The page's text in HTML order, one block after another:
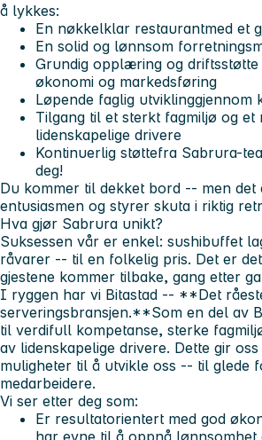
å lykkes:
En nøkkelklar restaurantmed et
En solid og lønnsom
Grundig opplæring og driftsstøtte
økonomi og markedsføring
Løpende faglig utviklinggjennom
Tilgang til et sterkt fagmiljø og et
lidenskapelige drivere
Kontinuerlig støttefra Sabrura-
deg!
Du kommer til dekket bord -- men det
entusiasmen og styrer skuta i riktig
Hva gjør Sabrura unikt?
Suksessen vår er enkel: sushibuffet
råvarer -- til en folkelig pris. Det er
gjestene kommer tilbake, gang etter
I ryggen har vi Bitastad -- **Det
serveringsbransjen.**Som en del av
til verdifull kompetanse, sterke
av lidenskapelige drivere. Dette gir
muligheter til å utvikle oss -- til glede
medarbeidere.
Vi ser etter deg som:
Er resultatorientert med god